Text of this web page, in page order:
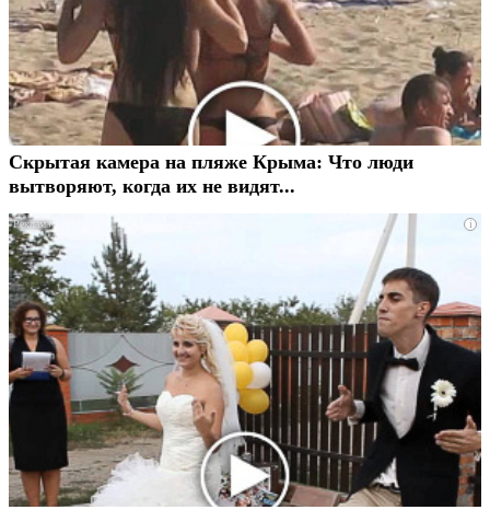
Скрытая камера на пляже Крыма: Что люди
вытворяют, когда их не видят...
i